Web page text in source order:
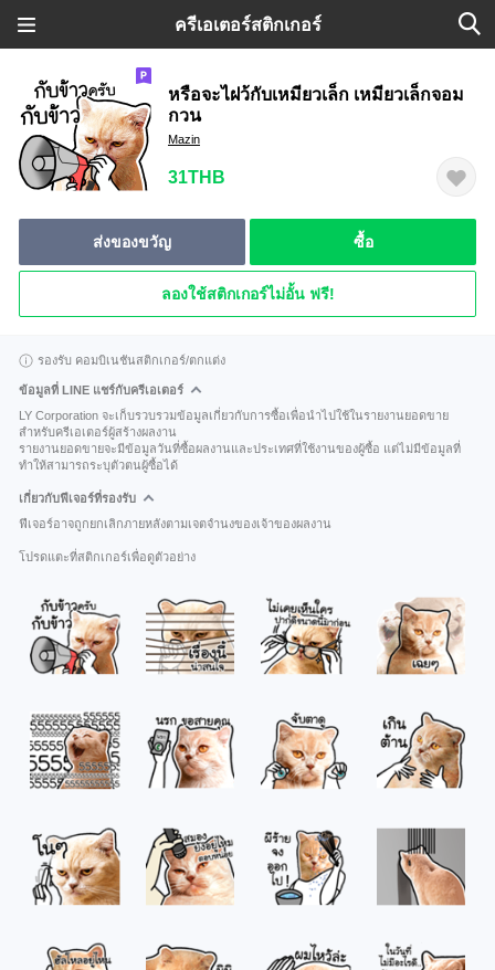
ครีเอเตอร์สติกเกอร์
หรือจะไฝว้กับเหมียวเล็ก เหมียวเล็กจอม
กวน
Mazin
31THB
ส่งของขวัญ ซื้อ
ลองใช้สติกเกอร์ไม่อั้น ฟรี!
รองรับ คอมบิเนชันสติกเกอร์/ตกแต่ง
ข้อมูลที่ LINE แชร์กับครีเอเตอร์
LY Corporation จะเก็บรวบรวมข้อมูลเกี่ยวกับการซื้อเพื่อนำไปใช้ในรายงานยอดขาย
สำหรับครีเอเตอร์ผู้สร้างผลงาน
รายงานยอดขายจะมีข้อมูลวันที่ซื้อผลงานและประเทศที่ใช้งานของผู้ซื้อ แต่ไม่มีข้อมูลที่
ทำให้สามารถระบุตัวตนผู้ซื้อได้
เกี่ยวกับฟีเจอร์ที่รองรับ
ฟีเจอร์อาจถูกยกเลิกภายหลังตามเจตจำนงของเจ้าของผลงาน
โปรดแตะที่สติกเกอร์เพื่อดูตัวอย่าง